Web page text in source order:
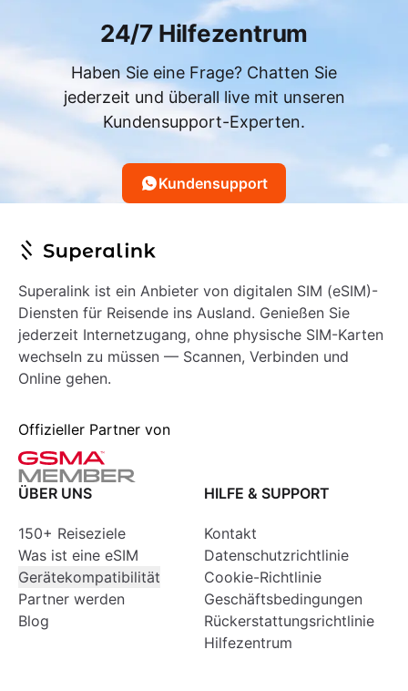
24/7 Hilfezentrum
Haben Sie eine Frage? Chatten Sie
jederzeit und überall live mit unseren
Kundensupport-Experten.
Kundensupport
Superalink ist ein Anbieter von digitalen SIM (eSIM)-
Diensten für Reisende ins Ausland. Genießen Sie
jederzeit Internetzugang, ohne physische SIM-Karten
wechseln zu müssen — Scannen, Verbinden und
Online gehen.
Offizieller Partner von
ÜBER UNS
150+ Reiseziele
Was ist eine eSIM
Gerätekompatibilität
Partner werden
Blog
HILFE & SUPPORT
Kontakt
Datenschutzrichtlinie
Cookie-Richtlinie
Geschäftsbedingungen
Rückerstattungsrichtlinie
Hilfezentrum